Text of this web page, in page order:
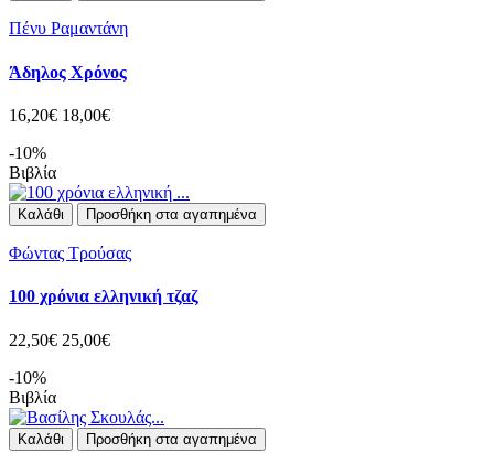
Πένυ Ραμαντάνη
Άδηλος Χρόνος
16,20€ 18,00€
-10%
Βιβλία
Καλάθι Προσθήκη στα αγαπημένα
Φώντας Τρούσας
100 χρόνια ελληνική τζαζ
22,50€ 25,00€
-10%
Βιβλία
Καλάθι Προσθήκη στα αγαπημένα